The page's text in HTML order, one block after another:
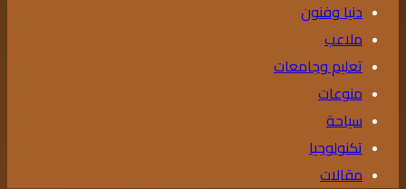
دنيا وفنون
ملاعب
تعليم وجامعات
منوعات
سياحة
تكنولوجيا
مقالات